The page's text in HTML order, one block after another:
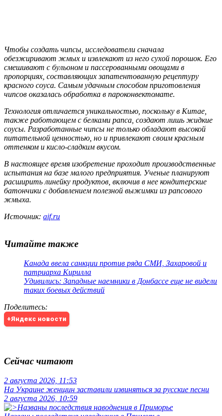
Чтобы создать чипсы, исследователи сначала
обезжиривают жмых и извлекают из него сухой порошок. Его
смешивают с бульоном и пассерованными овощами в
пропорциях, составляющих запатентованную рецептуру
красного соуса. Самым удачным способом приготовления
чипсов оказалась обработка в пароконвектомате.
Технология отличается уникальностью, поскольку в Китае,
также работающем с белками рапса, создают лишь жидкие
соусы. Разработанные чипсы не только обладают высокой
питательной ценностью, но и привлекают своим красным
оттенком и кисло-сладким вкусом.
В настоящее время изобретение проходит производственные
испытания на базе малого предприятия. Ученые планируют
расширить линейку продуктов, включив в нее кондитерские
батончики с добавлением полезной выжимки из рапсового
жмыха.
Источник: aif.ru
Читайте также
Канада ввела санкции против ряда СМИ, Захаровой и
патриарха Кирилла
Удивились: Западные наемники в Донбассе еще не видели
таких боевых действий
Поделитесь:
+Яндекс новости
Сейчас читают
2 августа 2026, 11:53
На Украине женщин заставили извиняться за русские песни
2 августа 2026, 10:59